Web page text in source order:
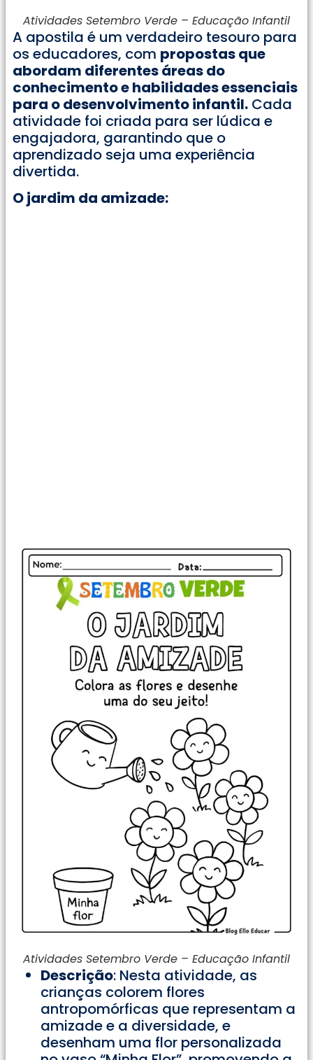
Atividades Setembro Verde – Educação Infantil
A apostila é um verdadeiro tesouro para
os educadores, com propostas que
abordam diferentes áreas do
conhecimento e habilidades essenciais
para o desenvolvimento infantil. Cada
atividade foi criada para ser lúdica e
engajadora, garantindo que o
aprendizado seja uma experiência
divertida.
O jardim da amizade:
Atividades Setembro Verde – Educação Infantil
Descrição: Nesta atividade, as
crianças colorem flores
antropomórficas que representam a
amizade e a diversidade, e
desenham uma flor personalizada